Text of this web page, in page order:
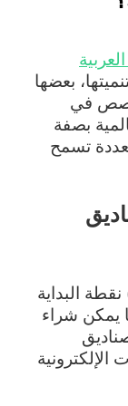
بعضها
في
بصفة
تسمح
البداية
يمكن شراء
الإلكترونية